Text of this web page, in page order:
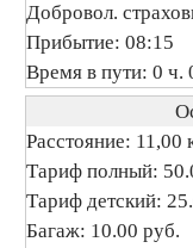
Добровол.
Прибытие: 08:15
Время в пути: 0 ч.
Расстояние: 11,00
Тариф полный:
Тариф детский:
Багаж: 10.00 руб.